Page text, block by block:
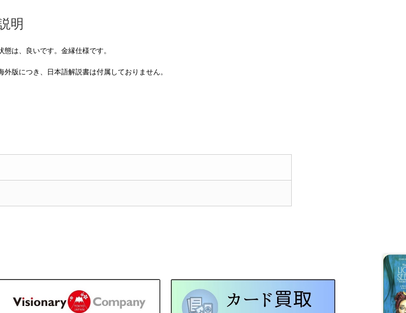
明
態は、良いです。金縁仕様です。
外版につき、日本語解説書は付属しておりません。